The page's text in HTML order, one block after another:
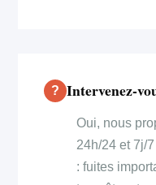
Intervenez-
Oui, nous
24h/24 et 7j/
: fuites